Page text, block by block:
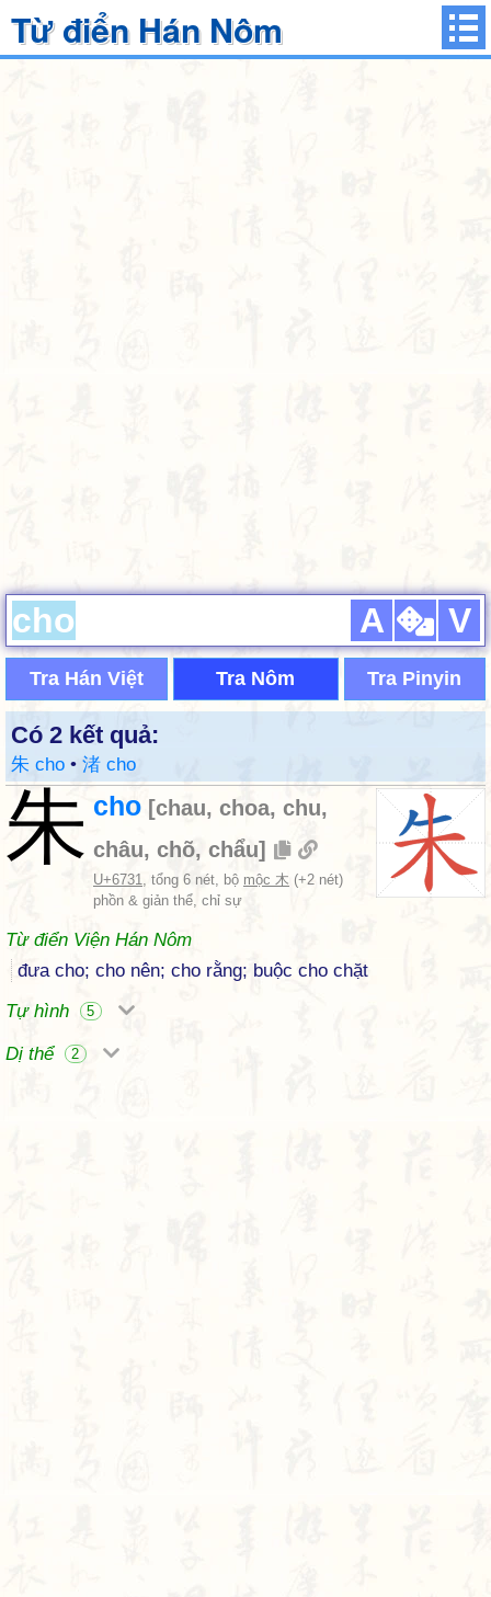
Từ điển Hán Nôm
A V
Tra Hán Việt Tra Nôm Tra Pinyin
Có 2 kết quả:
朱 cho • 渚 cho
朱 cho [chau, choa, chu,
châu, chõ, chẩu]
U+6731, tổng 6 nét, bộ mộc 木 (+2 nét)
phồn & giản thể, chỉ sự
Từ điển Viện Hán Nôm
đưa cho; cho nên; cho rằng; buộc cho chặt
Tự hình
5
Dị thể 2